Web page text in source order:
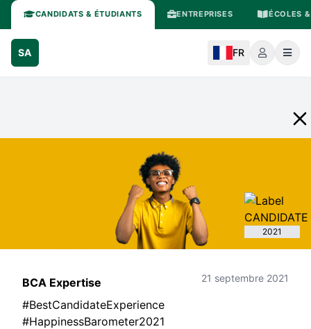
CANDIDATS & ÉTUDIANTS ENTREPRISES ÉCOLES
SA FR
2021
21 septembre 2021
BCA Expertise
#BestCandidateExperience
#HappinessBarometer2021